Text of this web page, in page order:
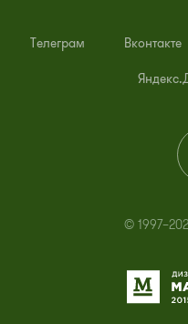
Телеграм Вконтакте
©